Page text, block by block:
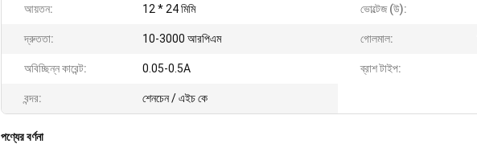
আয়তন: 12 * 24 মিমি ভোল্টেজ (উ):
দ্রুততা: 10-3000 আরপিএম গোলমাল:
অবিচ্ছিন্ন কারেন্ট: 0.05-0.5A ব্রাশ টাইপ:
বন্দর: শেনচেন / এইচ কে
পণ্যের বর্ণনা